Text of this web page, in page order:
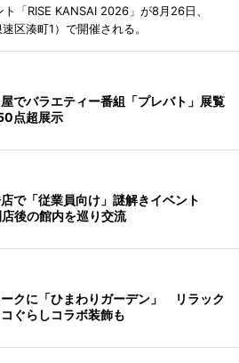
「RISE KANSAI 2026」が8月26日、
区湊町1）で開催される。
でバラエティー番組「プレバト」展覧
点超展示
で「従業員向け」謎解きイベント
後の館内を巡り交流
クに「ひまわりガーデン」 リラック
ぐらしコラボ装飾も